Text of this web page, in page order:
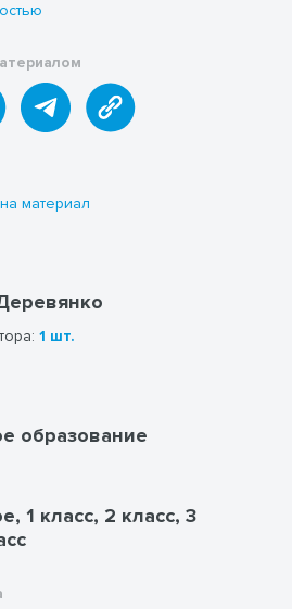
интерес к математике,
у обучающихся.
способствуют
удерживать внимание на
развивают
рисунки по
по контуру, рисунки по
задания с элементами
у детей
материал
1 шт.
образование
1 класс, 2 класс, 3